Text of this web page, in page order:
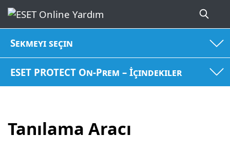
Sekmeyi seçin
ESET PROTECT On-Prem – İçindekiler
Tanılama Aracı